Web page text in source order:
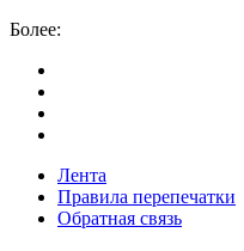
Более:
Лента
Правила перепечатки
Обратная связь